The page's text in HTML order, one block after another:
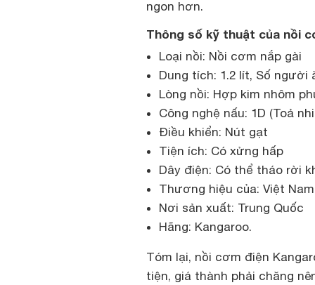
ngon hơn.
Thông số kỹ thuật của nồi
Loại nồi: Nồi cơm nắp gài
Dung tích: 1.2 lít, Số người
Lòng nồi: Hợp kim nhôm
Công nghệ nấu: 1D (Toả
Điều khiển: Nút gạt
Tiện ích: Có xửng hấp
Dây điện: Có thể tháo rời
Thương hiệu của: Việt
Nơi sản xuất: Trung Quốc
Hãng: Kangaroo.
Tóm lại, nồi cơm điện
tiện, giá thành phải chăng